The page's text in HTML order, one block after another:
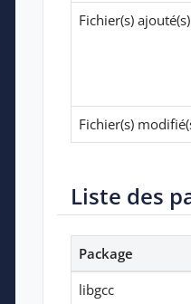
Fichier(s) ajouté(s)
Fichier(s)
Liste des
Package
libgcc